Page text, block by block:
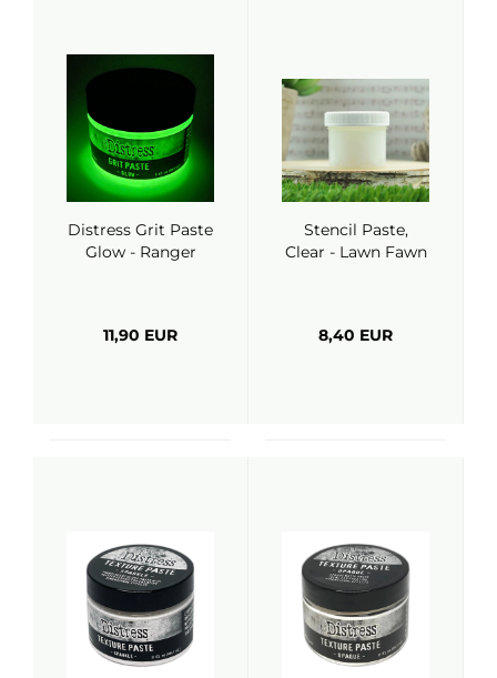
Distress Grit Paste
Glow - Ranger
11,90 EUR
Stencil Paste,
Clear - Lawn Fawn
8,40 EUR